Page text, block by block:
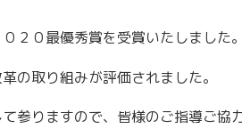
２０最優秀賞を受賞いたしました
の取り組みが評価されました。
参りますので、皆様のご指導ご協